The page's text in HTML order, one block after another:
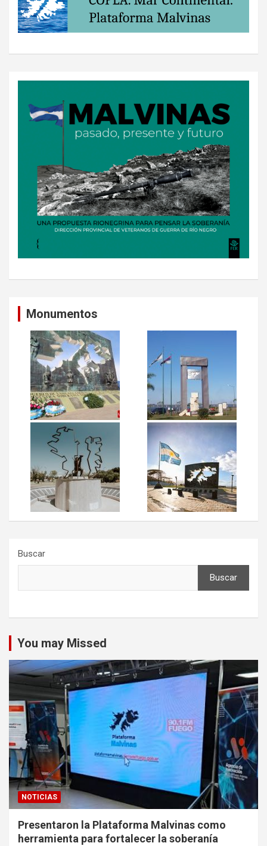
Monumentos
Buscar
Buscar
You may Missed
NOTICIAS
Presentaron la Plataforma Malvinas como
herramienta para fortalecer la soberanía